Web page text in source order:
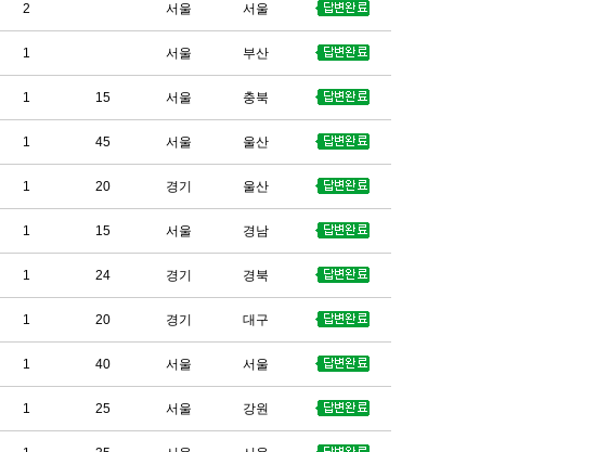
2 서울 서울
1 서울 부산
1 15 서울 충북
1 45 서울 울산
1 20 경기 울산
1 15 서울 경남
1 24 경기 경북
1 20 경기 대구
1 40 서울 서울
1 25 서울 강원